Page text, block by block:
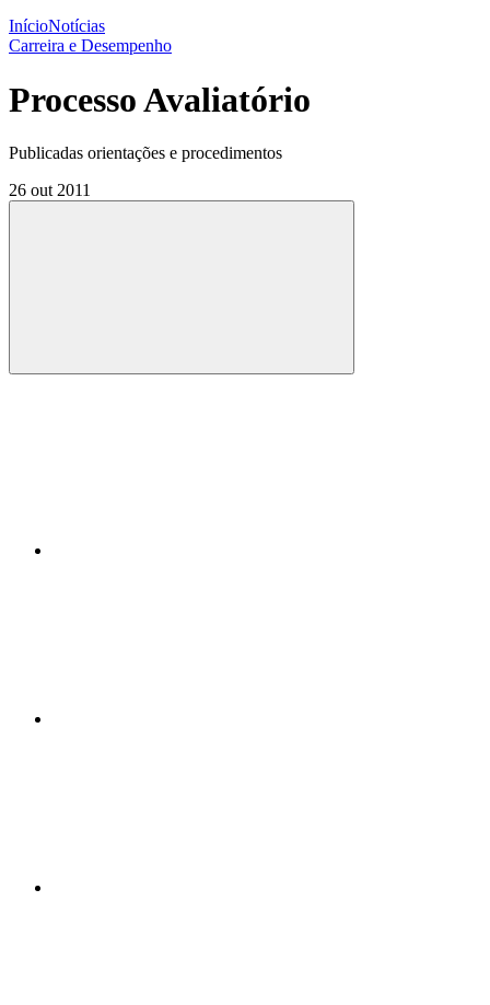
InícioNotícias
Carreira e Desempenho
Processo Avaliatório
Publicadas orientações e procedimentos
26 out 2011
Compartilhar